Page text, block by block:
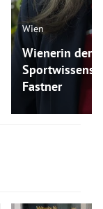
Wien
Wienerin der
Fastner